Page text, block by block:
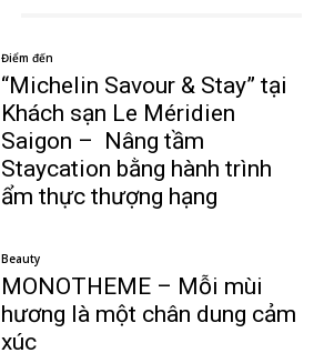
Điểm đến
“Michelin Savour & Stay” tại
Khách sạn Le Méridien
Saigon – Nâng tầm
Staycation bằng hành trình
ẩm thực thượng hạng
Beauty
MONOTHEME – Mỗi mùi
hương là một chân dung cảm
xúc